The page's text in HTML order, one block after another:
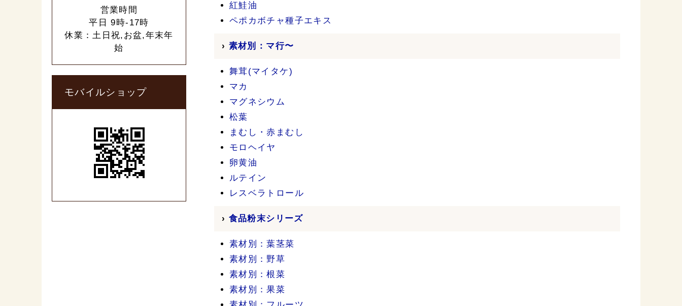
紅鮭油
ペポカボチャ種子エキス
› 素材別：マ行〜
舞茸(マイタケ)
マカ
マグネシウム
松葉
まむし・赤まむし
モロヘイヤ
卵黄油
ルテイン
レスベラトロール
› 食品粉末シリーズ
素材別：葉茎菜
素材別：野草
素材別：根菜
素材別：果菜
営業時間
平日 9時-17時
休業：土日祝,お盆,年末年
始
モバイルショップ